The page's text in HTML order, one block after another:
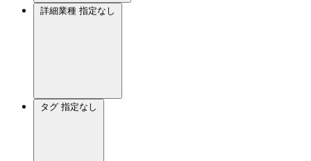
詳細業種 指定なし
タグ 指定なし